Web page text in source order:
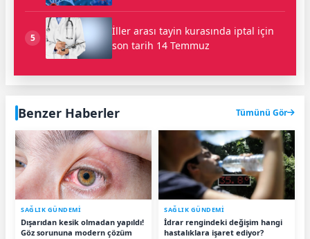
5
İller arası tayin kurasında iptal için
son tarih 14 Temmuz
Benzer Haberler Tümünü Gör
SAĞLIK GÜNDEMİ
Dışarıdan kesik olmadan yapıldı!
Göz sorununa modern çözüm
SAĞLIK GÜNDEMİ
İdrar rengindeki değişim hangi
hastalıklara işaret ediyor?